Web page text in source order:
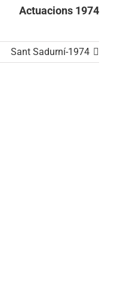
Actuacions 1974
Sant Sadurní-1974